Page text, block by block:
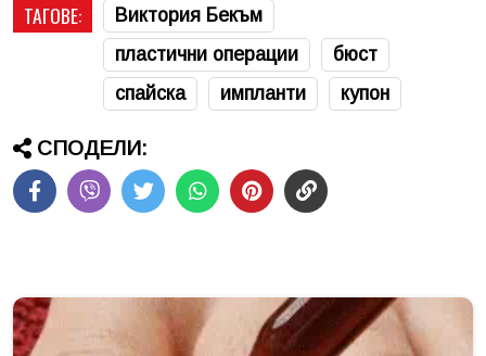
ТАГОВЕ:
Виктория Бекъм
пластични операции
бюст
спайска
импланти купон
СПОДЕЛИ: